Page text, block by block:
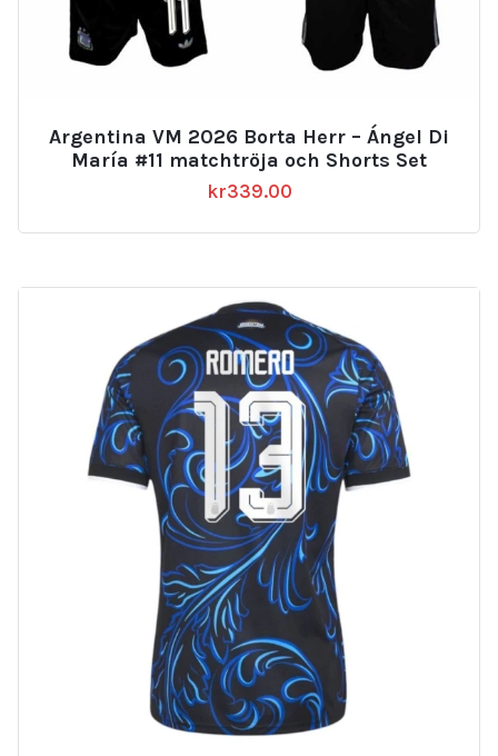
Argentina VM 2026 Borta Herr – Ángel Di
María #11 matchtröja och Shorts Set
kr339.00